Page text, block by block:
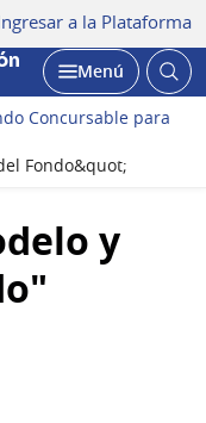
a la Plataforma
Abrir
Menú
Concursable para
Fondo&quot;
y